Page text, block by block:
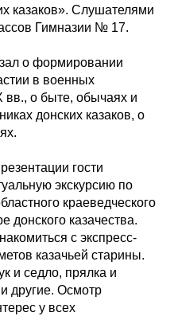
казаков». Слушателями
Гимназии № 17.
о формировании
в военных
вв., о быте, обычаях и
донских казаков, о
гости
экскурсию по
краеведческого
донского казачества.
с экспресс-
казачьей старины.
и седло, прялка и
другие. Осмотр
у всех